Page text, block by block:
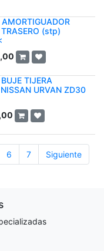
(stp)
TIJERA
NISSAN URVAN ZD30
6 7 Siguiente